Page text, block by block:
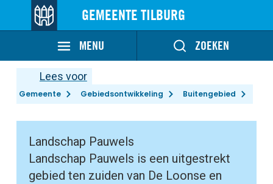
GEMEENTE TILBURG
MENU ZOEKEN
Gemeente Gebiedsontwikkeling Buitengebied
Lees voor
Landschap Pauwels
Landschap Pauwels is een uitgestrekt
gebied ten zuiden van De Loonse en